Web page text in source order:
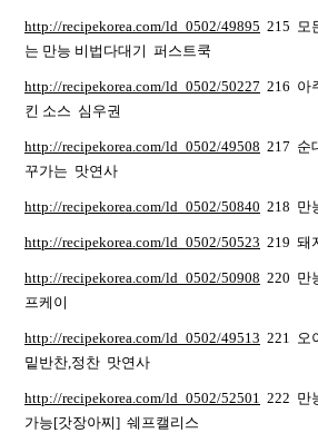
http://recipekorea.com/ld_0502/49895 215 모
는 만능 비법다대기 퍼스트쿡
http://recipekorea.com/ld_0502/50227 216 아
킨 소스 심우권
http://recipekorea.com/ld_0502/49508 217 순
꾸가는 맛연사
http://recipekorea.com/ld_0502/50840 218 만
http://recipekorea.com/ld_0502/50523 219 돼
http://recipekorea.com/ld_0502/50908 220 만
프케이
http://recipekorea.com/ld_0502/49513 221 오
밑반찬,정찬 맛연사
http://recipekorea.com/ld_0502/52501 222 만
가능[갓장아찌] 쉐프캘리스